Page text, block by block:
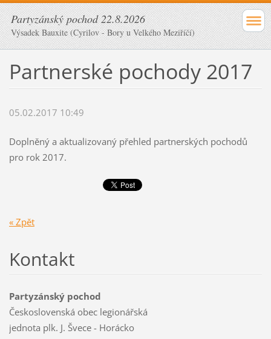
Partyzánský pochod 22.8.2026
Výsadek Bauxite (Cyrilov - Bory u Velkého Meziříčí)
Partnerské pochody 2017
05.02.2017 10:49
Doplněný a aktualizovaný přehled partnerských pochodů
pro rok 2017.
« Zpět
Kontakt
Partyzánský pochod
Československá obec legionářská
jednota plk. J. Švece - Horácko